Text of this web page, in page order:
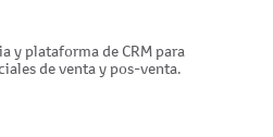
y plataforma de CRM para
de venta y pos-venta.